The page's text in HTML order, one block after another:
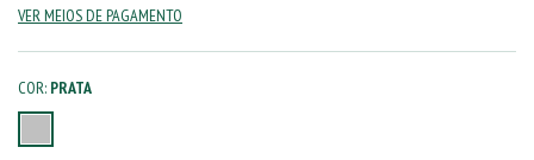
VER MEIOS DE PAGAMENTO
COR: PRATA